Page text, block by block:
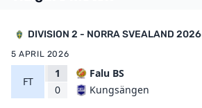
DIVISION 2 - NORRA SVEALAND 2026
5 APRIL 2026
FT
1
0
Falu BS
Kungsängen